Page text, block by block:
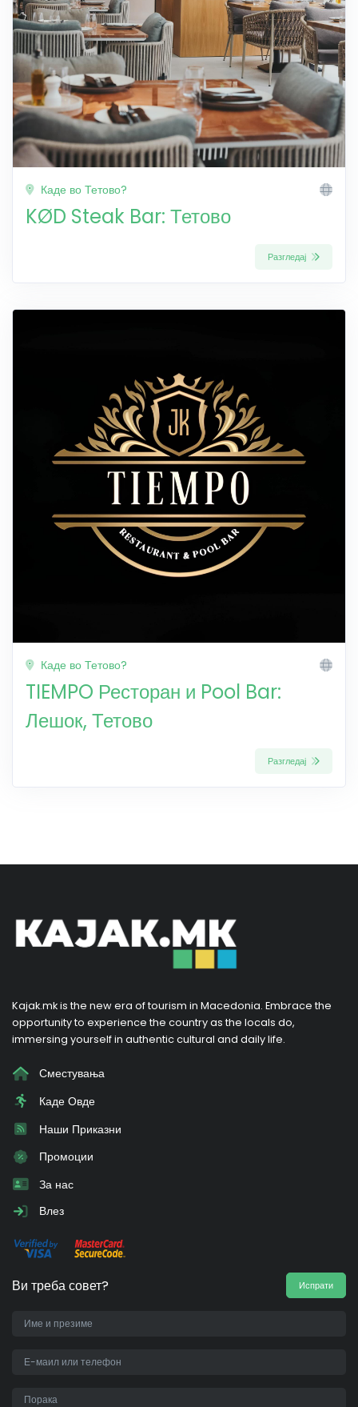
Каде во Тетово?
KØD Steak Bar: Тетово
Разгледај
Каде во Тетово?
TIEMPO Ресторан и Pool Bar:
Лешок, Тетово
Разгледај
Kajak.mk is the new era of tourism in Macedonia. Embrace the
opportunity to experience the country as the locals do,
immersing yourself in authentic cultural and daily life.
Сместувања
Каде Овде
Наши Приказни
Промоции
За нас
Влез
Ви треба совет? Испрати